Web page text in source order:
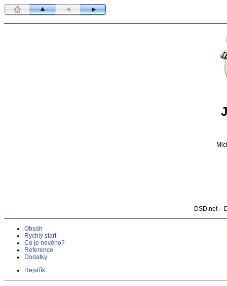
DSD.net –
Obsah
Rychlý start
Co je nového?
Reference
Dodatky
Rejstřík